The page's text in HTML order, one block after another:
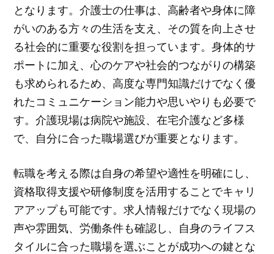
となります。介護士の仕事は、高齢者や身体に障
がいのある方々の生活を支え、その質を向上させ
る社会的に重要な役割を担っています。身体的サ
ポートに加え、心のケアや社会的つながりの構築
も求められるため、高度な専門知識だけでなく優
れたコミュニケーション能力や思いやりも必要で
す。介護現場は病院や施設、在宅介護など多様
で、自分に合った職場選びが重要となります。
転職を考える際は自身の希望や適性を明確にし、
資格取得支援や研修制度を活用することでキャリ
アアップも可能です。求人情報だけでなく現場の
声や雰囲気、労働条件も確認し、自身のライフス
タイルに合った職場を選ぶことが成功への鍵とな